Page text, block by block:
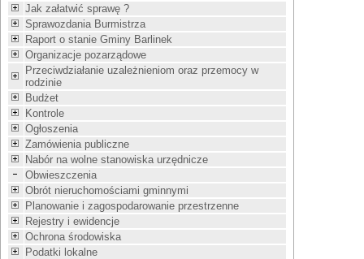
Jak załatwić sprawę ?
Sprawozdania Burmistrza
Raport o stanie Gminy Barlinek
Organizacje pozarządowe
Przeciwdziałanie uzależnieniom oraz przemocy w
rodzinie
Budżet
Kontrole
Ogłoszenia
Zamówienia publiczne
Nabór na wolne stanowiska urzędnicze
Obwieszczenia
Obrót nieruchomościami gminnymi
Planowanie i zagospodarowanie przestrzenne
Rejestry i ewidencje
Ochrona środowiska
Podatki lokalne